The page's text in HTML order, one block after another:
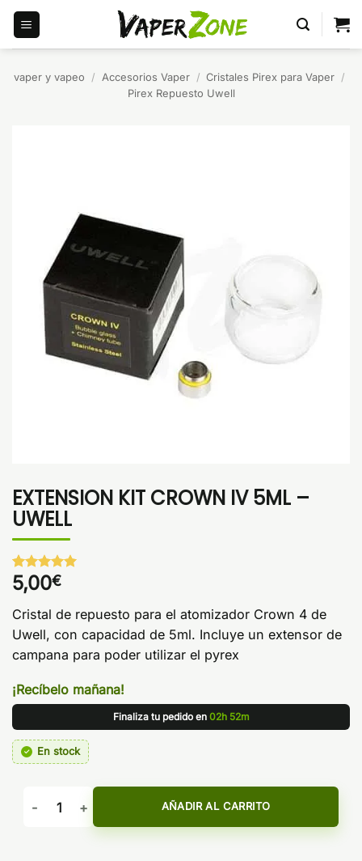
Saltar
contenido
vaper y vapeo / Accesorios Vaper / Cristales Pirex para Vaper /
Pirex Repuesto Uwell
EXTENSION KIT CROWN IV 5ML –
UWELL
Valorado
con5de 5
1
valoración
de un
5,00€
Cristal de repuesto para el atomizador Crown 4 de
Uwell, con capacidad de 5ml. Incluye un extensor de
campana para poder utilizar el pyrex
¡Recíbelo mañana!
Finaliza tu pedido en 02h 52m
En stock
EXTENSION KIT CROWN IV 5ML - UWELL cantidad
AÑADIR AL CARRITO